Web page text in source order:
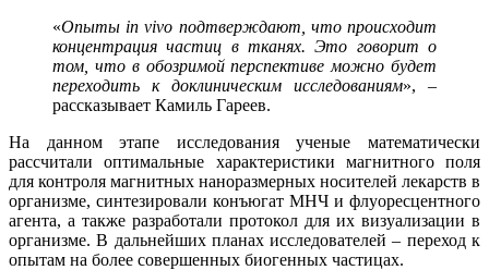
«Опыты in vivo подтверждают, что происходит
концентрация частиц в тканях. Это говорит о
том, что в обозримой перспективе можно будет
переходить к доклиническим исследованиям», –
рассказывает Камиль Гареев.
На данном этапе исследования ученые математически
рассчитали оптимальные характеристики магнитного поля
для контроля магнитных наноразмерных носителей лекарств в
организме, синтезировали конъюгат МНЧ и флуоресцентного
агента, а также разработали протокол для их визуализации в
организме. В дальнейших планах исследователей – переход к
опытам на более совершенных биогенных частицах.